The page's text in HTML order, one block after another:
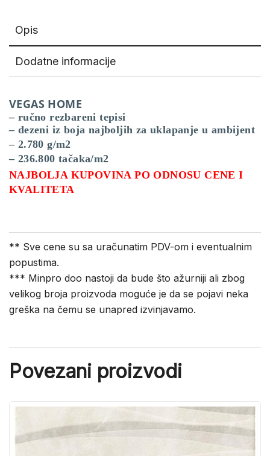
Opis
Dodatne informacije
VEGAS HOME
– ručno rezbareni tepisi
– dezeni iz boja najboljih za uklapanje u ambijent
– 2.780 g/m2
– 236.800 tačaka/m2
NAJBOLJA KUPOVINA PO ODNOSU CENE I
KVALITETA
** Sve cene su sa uračunatim PDV-om i eventualnim
popustima.
*** Minpro doo nastoji da bude što ažurniji ali zbog
velikog broja proizvoda moguće je da se pojavi neka
greška na čemu se unapred izvinjavamo.
Povezani proizvodi